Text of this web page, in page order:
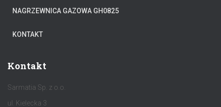
NAGRZEWNICA GAZOWA GH0825
KONTAKT
Kontakt
Sarmatia Sp. z o.o.
ul. Kielecka 3